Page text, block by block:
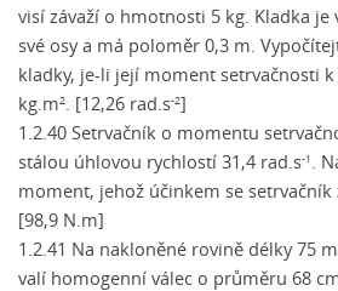
visí závaží o hmotnosti 5 kg. Kladka je
své osy a má poloměr 0,3 m.
kladky, je-li její moment setrvačnosti
kg.m2. [12,26 rad.s-2]
1.2.40 Setrvačník o momentu
stálou úhlovou rychlostí 31,4 rad.s-1 .
moment, jehož účinkem se setrvačník
[98,9 N.m]
1.2.41 Na nakloněné rovině délky 75
valí homogenní válec o průměru 68